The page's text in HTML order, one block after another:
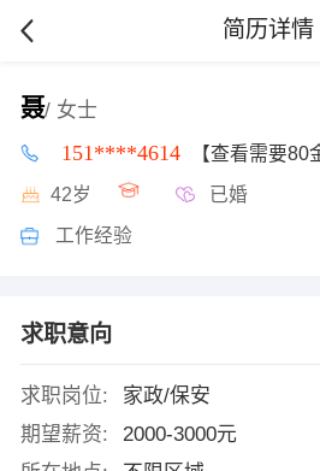
简历详情
聂/ 女士
151****4614 【查看需要80
42岁 已婚
工作经验
求职意向
求职岗位:
家政/保安
期望薪资:
2000-3000元